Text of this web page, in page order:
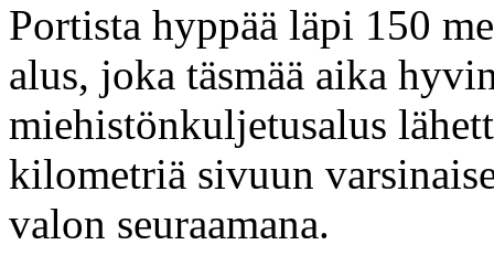
Portista hyppää läpi 150
alus, joka täsmää aika
miehistönkuljetusalus
kilometriä sivuun
valon seuraamana.